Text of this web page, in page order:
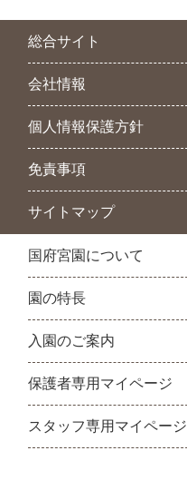
総合サイト
会社情報
個人情報保護方針
免責事項
サイトマップ
国府宮園について
園の特長
入園のご案内
保護者専用マイページ
スタッフ専用マイページ